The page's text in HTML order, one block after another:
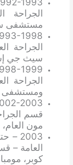
الجراحة
مستشفى
الجراحة
سيث جي
الجراحة
ومستشفى
قسم
مون
العامة –
كوبر،